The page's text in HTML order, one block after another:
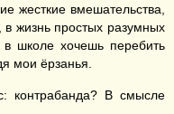
жесткие вмешательства,
в жизнь простых разумных
школе хочешь перебить
мои ёрзанья.
В смысле